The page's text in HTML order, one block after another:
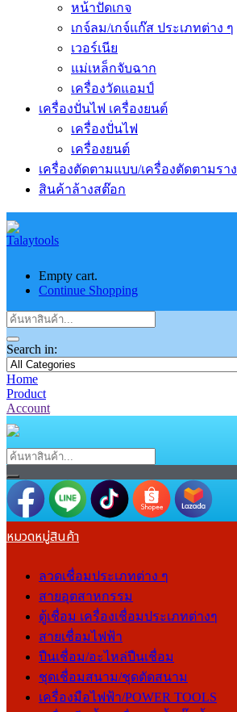
หน้าปัดเกจ
เกจ์ลม/เกจ์แก๊ส ประเภทต่าง ๆ
เวอร์เนีย
แม่เหล็กจับฉาก
เครื่องวัดแอมป์
เครื่องปั่นไฟ เครื่องยนต์
เครื่องปั่นไฟ
เครื่องยนต์
เครื่องตัดตามแบบ/เครื่องตัดตามราง
สินค้าล้างสต๊อก
Empty cart.
Continue Shopping
Search in:
Home
Product
Account
หมวดหมู่สินค้า
ลวดเชื่อมประเภทต่าง ๆ
สายอุตสาหกรรม
ตู้เชื่อม เครื่องเชื่อมประเภทต่างๆ
สายเชื่อมไฟฟ้า
ปืนเชื่อม/อะไหล่ปืนเชื่อม
ชุดเชื่อมสนาม/ชุดตัดสนาม
เครื่องมือไฟฟ้า/POWER TOOLS